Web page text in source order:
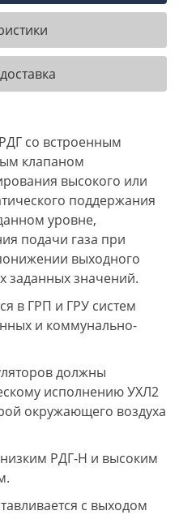
со встроенным
клапаном
высокого или
поддержания
уровне,
подачи газа при
выходного
заданных значений.
в ГРП и ГРУ систем
и коммунально-
должны
исполнению УХЛ2
окружающего воздуха
РДГ-Н и высоким
с выходом